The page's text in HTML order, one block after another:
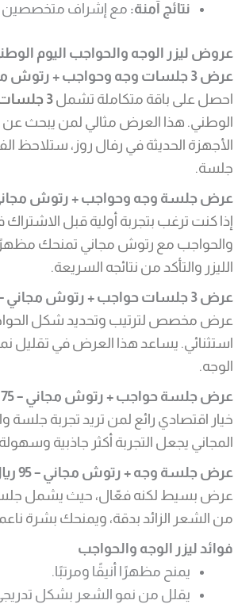
نتائج آمنة: مع إشراف متخصصين
عروض ليزر الوجه والحواجب اليوم
عرض 3 جلسات وجه وحواجب + رتوش مجاني – 325 ريال
احصل على باقة متكاملة تشمل 3 جلسات ليزر للوجه والحواجب مع
الوطني. هذا العرض مثالي لمن يبحث عن
الأجهزة الحديثة في رفال روز، ستلاحظ
جلسة.
عرض جلسة وجه وحواجب + رتوش مجاني – 125
إذا كنت ترغب بتجربة أولية قبل
والحواجب مع رتوش مجاني تمنحك مظهرًا
الليزر والتأكد من نتائجه السريعة.
عرض 3 جلسات حواجب + رتوش مجاني – 195 ريال
عرض مخصص لترتيب وتحديد شكل
استثنائي. يساعد هذا العرض في تقليل
الوجه.
عرض جلسة حواجب + رتوش مجاني – 75 ريال
خيار اقتصادي رائع لمن تريد تجربة جلسة
المجاني يجعل التجربة أكثر جاذبية
عرض جلسة وجه + رتوش مجاني – 95 ريال
عرض بسيط لكنه فعّال، حيث يشمل جلسة
من الشعر الزائد بدقة، ويمنحك بشرة
فوائد ليزر الوجه والحواجب
يمنح مظهرًا أنيقًا ومرتبًا.
يقلل من نمو الشعر بشكل